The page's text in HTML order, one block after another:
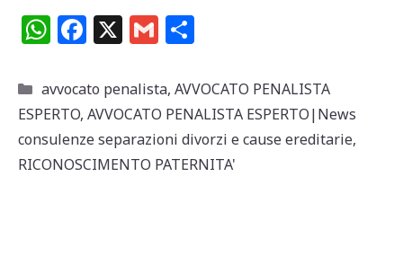
W
at
s
A
p
F
c
e
b
o
X G
ai
l
n
di
vi
di
Categorie
avvocato penalista, AVVOCATO PENALISTA
ESPERTO, AVVOCATO PENALISTA ESPERTO|News
consulenze separazioni divorzi e cause ereditarie,
RICONOSCIMENTO PATERNITA'